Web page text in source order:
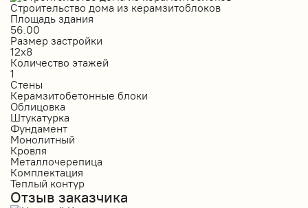
Строительство дома из керамзитоблоков
Площадь здания
56.00
Размер застройки
12х8
Количество этажей
1
Стены
Керамзитобетонные блоки
Облицовка
Штукатурка
Фундамент
Монолитный
Кровля
Металлочерепица
Комплектация
Теплый контур
Отзыв заказчика